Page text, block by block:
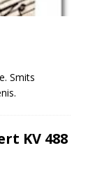
Smits
KV 488